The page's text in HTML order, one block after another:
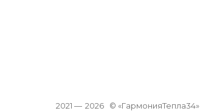
© «ГармонияТепла34»
2026
2021 —